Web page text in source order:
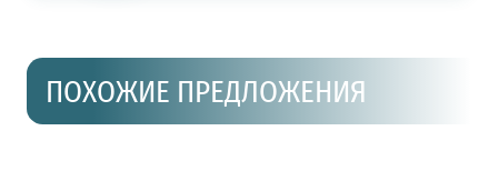
ПОХОЖИЕ ПРЕДЛОЖЕНИЯ